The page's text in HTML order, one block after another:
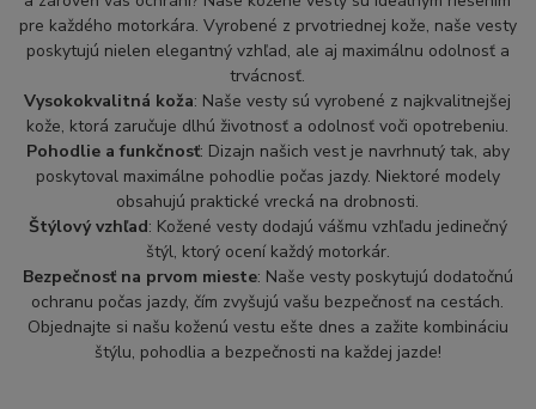
pre každého motorkára. Vyrobené z prvotriednej kože, naše vesty
poskytujú nielen elegantný vzhľad, ale aj maximálnu odolnosť a
trvácnosť.
Vysokokvalitná koža: Naše vesty sú vyrobené z najkvalitnejšej
kože, ktorá zaručuje dlhú životnosť a odolnosť voči opotrebeniu.
Pohodlie a funkčnosť: Dizajn našich vest je navrhnutý tak, aby
poskytoval maximálne pohodlie počas jazdy. Niektoré modely
obsahujú praktické vrecká na drobnosti.
Štýlový vzhľad: Kožené vesty dodajú vášmu vzhľadu jedinečný
štýl, ktorý ocení každý motorkár.
Bezpečnosť na prvom mieste: Naše vesty poskytujú dodatočnú
ochranu počas jazdy, čím zvyšujú vašu bezpečnosť na cestách.
Objednajte si našu koženú vestu ešte dnes a zažite kombináciu
štýlu, pohodlia a bezpečnosti na každej jazde!